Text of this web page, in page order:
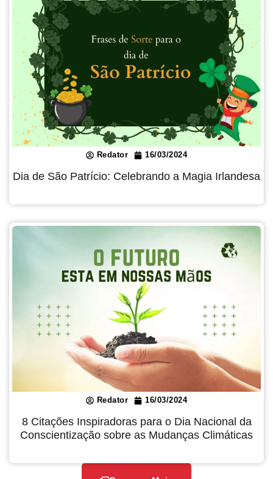
Redator 16/03/2024
Dia de São Patrício: Celebrando a Magia Irlandesa
Redator 16/03/2024
8 Citações Inspiradoras para o Dia Nacional da
Conscientização sobre as Mudanças Climáticas